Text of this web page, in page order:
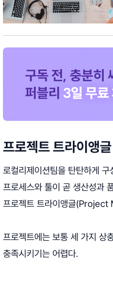
프로젝트 트라이앵글
로컬리제이션팀을 탄탄하게
프로세스와 툴이 곧 생산성과
프로젝트 트라이앵글
프로젝트에는 보통 세 가지 상
충족시키기는 어렵다.